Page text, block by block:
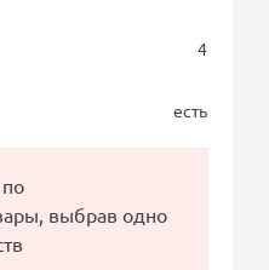
4
есть
выбрав одно